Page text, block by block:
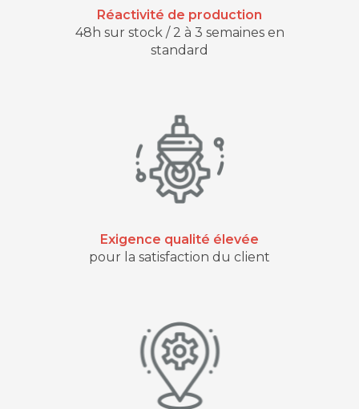
Réactivité de production
48h sur stock / 2 à 3 semaines en
standard
Exigence qualité élevée
pour la satisfaction du client